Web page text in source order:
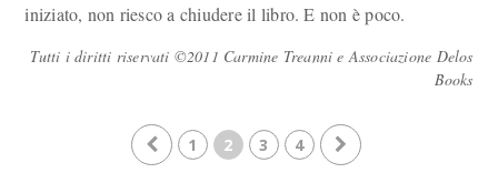
iniziato, non riesco a chiudere il libro. E non è poco.
Tutti i diritti riservati ©2011 Carmine Treanni e Associazione Delos
Books
1 2 3 4